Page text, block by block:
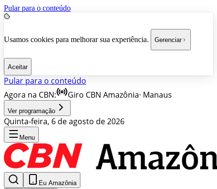
Pular para o conteúdo
Usamos cookies para melhorar sua experiência. Gerenciar
Aceitar
Pular para o conteúdo
Agora na CBN:
Giro CBN Amazônia· Manaus
Ver programação
Quinta-feira, 6 de agosto de 2026
Menu
Eu Amazônia